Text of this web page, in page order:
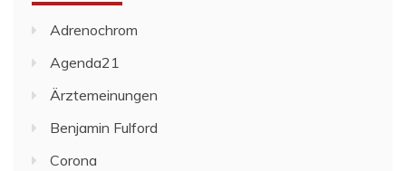
Adrenochrom
Agenda21
Ärztemeinungen
Benjamin Fulford
Corona